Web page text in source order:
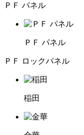
ＰＦ パネル
ＰＦ パネル
ＰＦ ロックパネル
稲田